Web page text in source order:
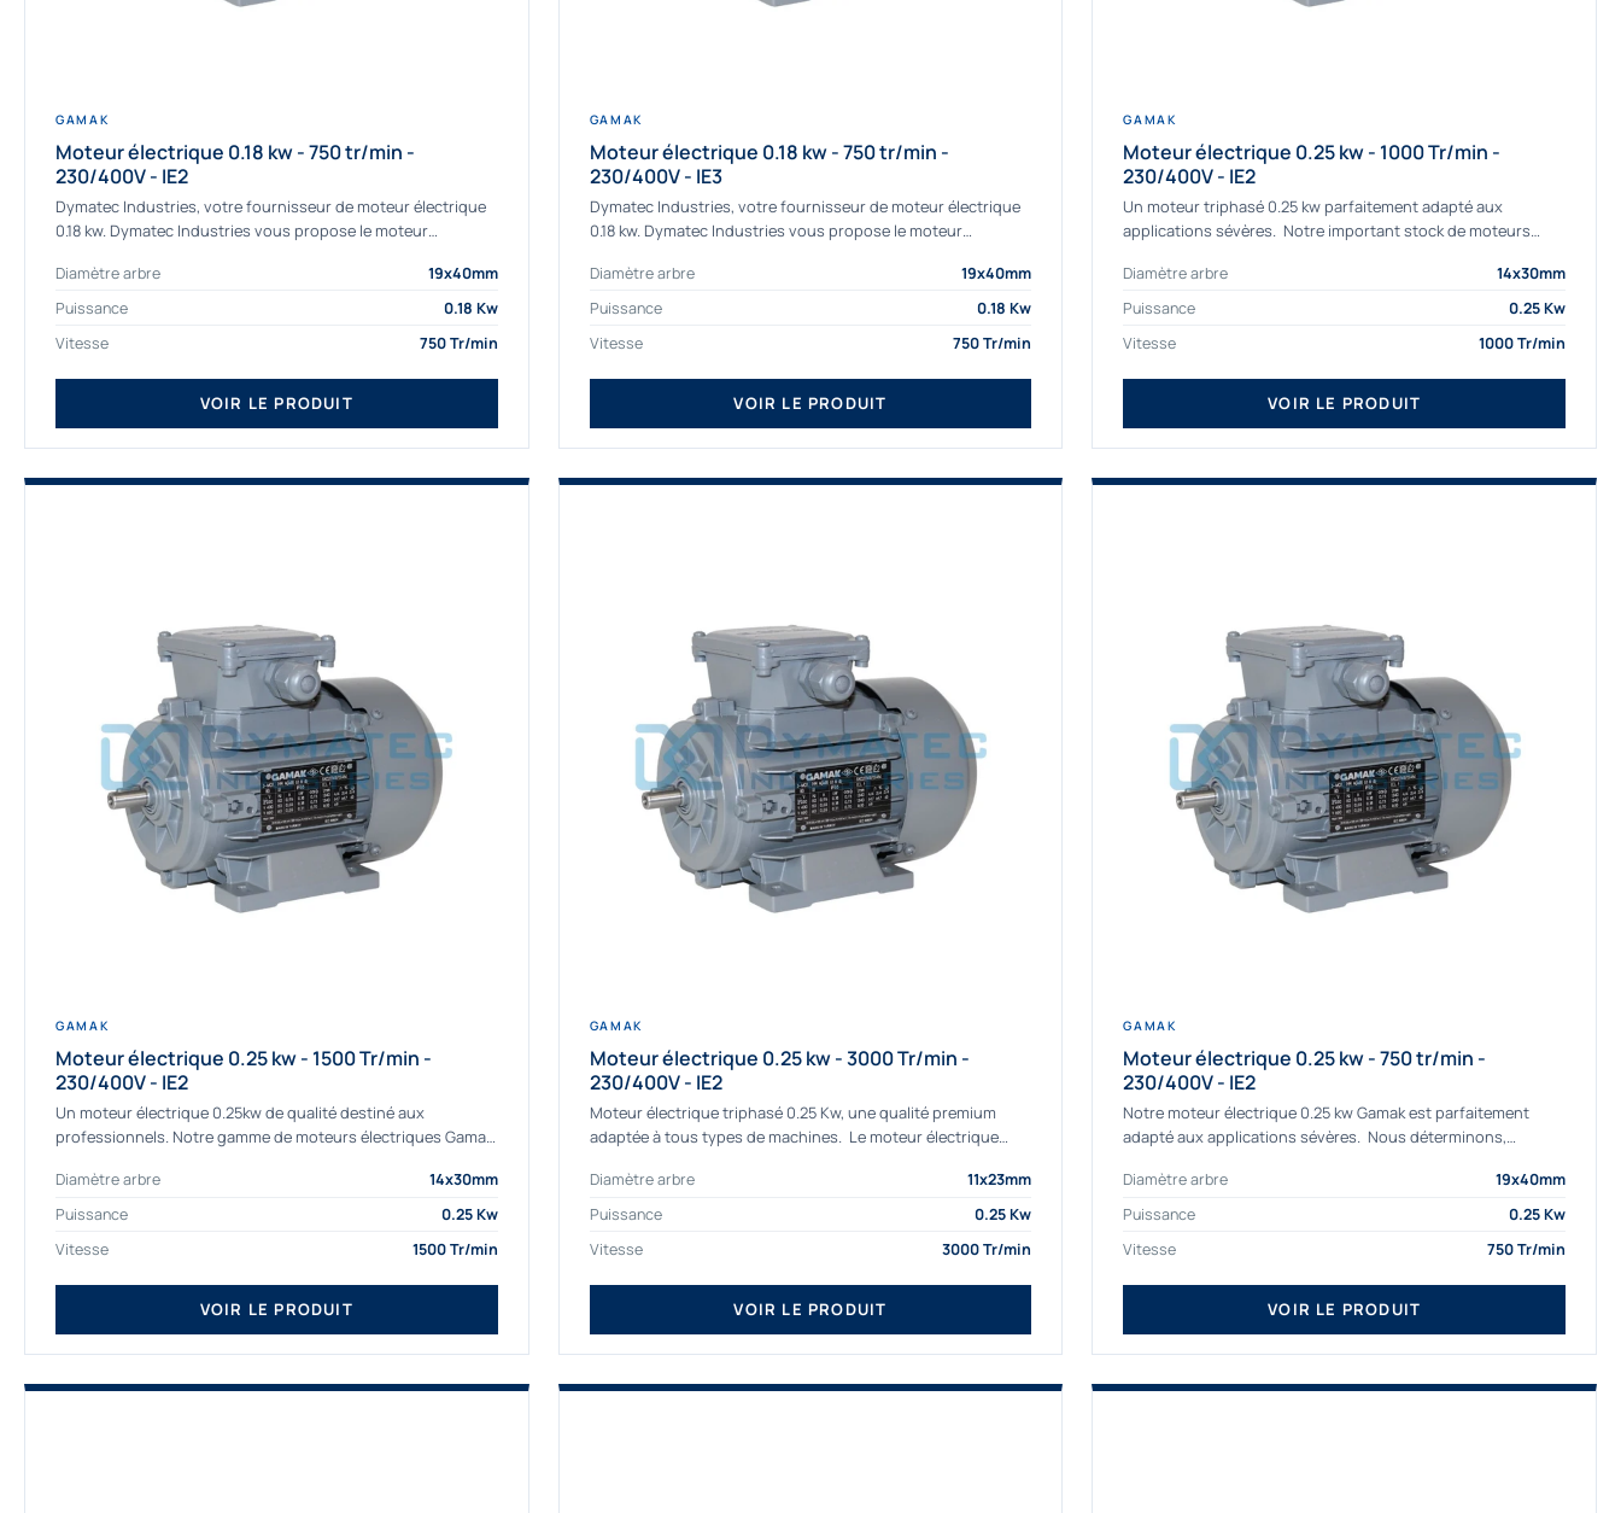
GAMAK
Moteur électrique 0.18 kw - 750 tr/min -
230/400V - IE2
Dymatec Industries, votre fournisseur de moteur électrique
0.18 kw. Dymatec Industries vous propose le moteur
Diamètre arbre
19x40mm
Puissance
0.18 Kw
Vitesse
750 Tr/min
VOIR LE PRODUIT
GAMAK
Moteur électrique 0.18 kw - 750 tr/min -
230/400V - IE3
Dymatec Industries, votre fournisseur de moteur électrique
0.18 kw. Dymatec Industries vous propose le moteur
Diamètre arbre
19x40mm
Puissance
0.18 Kw
Vitesse
750 Tr/min
VOIR LE PRODUIT
GAMAK
Moteur électrique 0.25 kw - 1000 Tr/min -
230/400V - IE2
Un moteur triphasé 0.25 kw parfaitement adapté aux
applications sévères. Notre important stock de moteurs
moteurs. Ce moteur...
Diamètre arbre
14x30mm
Puissance
0.25 Kw
Vitesse
1000 Tr/min
VOIR LE PRODUIT
GAMAK
Moteur électrique 0.25 kw - 1500 Tr/min -
230/400V - IE2
Un moteur électrique 0.25kw de qualité destiné aux
professionnels. Notre gamme de moteurs électriques Gamak
Diamètre arbre
14x30mm
Puissance
0.25 Kw
Vitesse
1500 Tr/min
VOIR LE PRODUIT
GAMAK
Moteur électrique 0.25 kw - 3000 Tr/min -
230/400V - IE2
Moteur électrique triphasé 0.25 Kw, une qualité premium
adaptée à tous types de machines. Le moteur électrique
Diamètre arbre
11x23mm
Puissance
0.25 Kw
Vitesse
3000 Tr/min
VOIR LE PRODUIT
GAMAK
Moteur électrique 0.25 kw - 750 tr/min -
230/400V - IE2
Notre moteur électrique 0.25 kw Gamak est parfaitement
adapté aux applications sévères. Nous déterminons,
asynchrones depuis de nombreuses années....
Diamètre arbre
19x40mm
Puissance
0.25 Kw
Vitesse
750 Tr/min
VOIR LE PRODUIT